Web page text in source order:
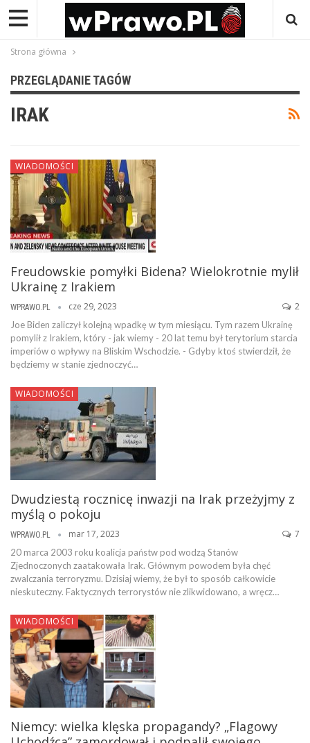
Strona główna
PRZEGLĄDANIE TAGÓW
IRAK
WIADOMOŚCI
Freudowskie pomyłki Bidena? Wielokrotnie mylił
Ukrainę z Irakiem
WPRAWO.PL cze 29, 2023 2
Joe Biden zaliczył kolejną wpadkę w tym miesiącu. Tym razem Ukrainę
pomylił z Irakiem, który - jak wiemy - 20 lat temu był terytorium starcia
imperiów o wpływy na Bliskim Wschodzie. - Gdyby ktoś stwierdził, że
będziemy w stanie zjednoczyć…
WIADOMOŚCI
Dwudziestą rocznicę inwazji na Irak przeżyjmy z
myślą o pokoju
WPRAWO.PL mar 17, 2023 7
20 marca 2003 roku koalicja państw pod wodzą Stanów
Zjednoczonych zaatakowała Irak. Głównym powodem była chęć
zwalczania terroryzmu. Dzisiaj wiemy, że był to sposób całkowicie
nieskuteczny. Faktycznych terrorystów nie zlikwidowano, a wręcz…
WIADOMOŚCI
Niemcy: wielka klęska propagandy? „Flagowy